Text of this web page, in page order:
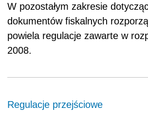
W pozostałym zakresie
dokumentów fiskalnych
powiela regulacje zawarte w
2008.
Regulacje przejściowe